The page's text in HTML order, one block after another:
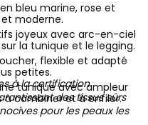
bleu marine, rose et
moderne.
joyeux avec arc-en-ciel
la tunique et le legging.
flexible et adapté
petites.
tunique avec ampleur
à combiner et à enfiler.
à la certification
des tissus sûrs
pour les peaux les